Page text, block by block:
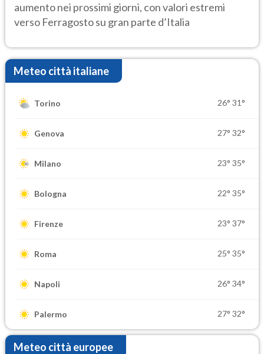
aumento nei prossimi giorni, con valori estremi
verso Ferragosto su gran parte d’Italia
Meteo città italiane
Torino 26° 31°
Genova 27° 32°
Milano 23° 35°
Bologna 22° 35°
Firenze 23° 37°
Roma 25° 35°
Napoli 26° 34°
Palermo 27° 32°
Meteo città europee